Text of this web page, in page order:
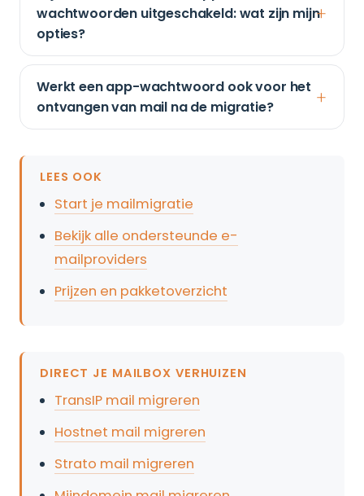
wachtwoorden uitgeschakeld: wat zijn mijn
opties?
Werkt een app-wachtwoord ook voor het
ontvangen van mail na de migratie?
LEES OOK
Start je mailmigratie
Bekijk alle ondersteunde e-
mailproviders
Prijzen en pakketoverzicht
DIRECT JE MAILBOX VERHUIZEN
TransIP mail migreren
Hostnet mail migreren
Strato mail migreren